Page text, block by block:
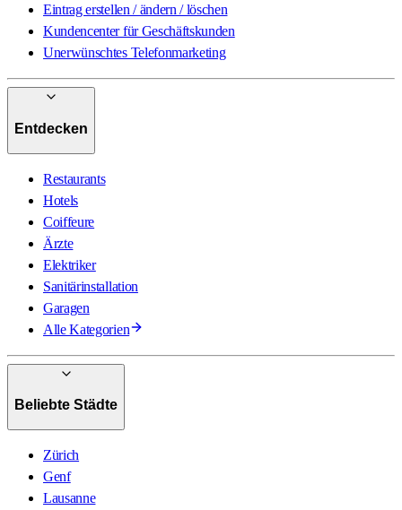
Eintrag erstellen / ändern / löschen
Kundencenter für Geschäftskunden
Unerwünschtes Telefonmarketing
Entdecken
Restaurants
Hotels
Coiffeure
Ärzte
Elektriker
Sanitärinstallation
Garagen
Alle Kategorien
Beliebte Städte
Zürich
Genf
Lausanne